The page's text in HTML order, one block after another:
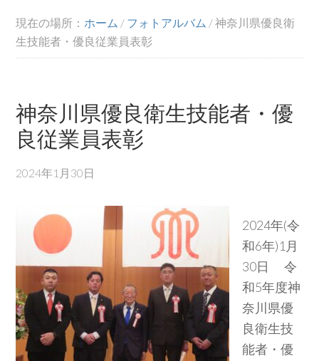
現在の場所： ホーム / フォトアルバム /神奈川県優良衛
生技能者・優良従業員表彰
神奈川県優良衛生技能者・優
良従業員表彰
2024年1月30日
2024年(令
和6年)1月
30日 令
和5年度神
奈川県優
良衛生技
能者・優